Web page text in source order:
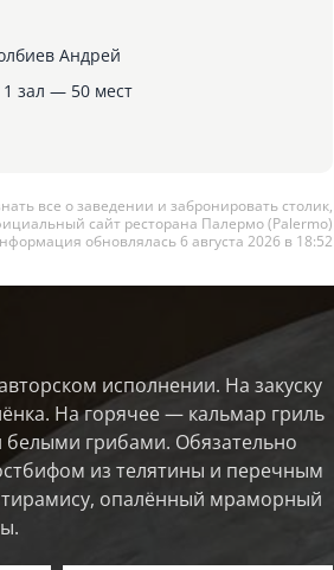
Андрей
1 зал — 50 мест
все о заведении и забронировать столик,
сайт ресторана Палермо (Palermo)
обновлялась 6 августа 2026 в 18:52
исполнении. На закуску
На горячее — кальмар гриль
белыми грибами. Обязательно
из телятины и перечным
опалённый мраморный